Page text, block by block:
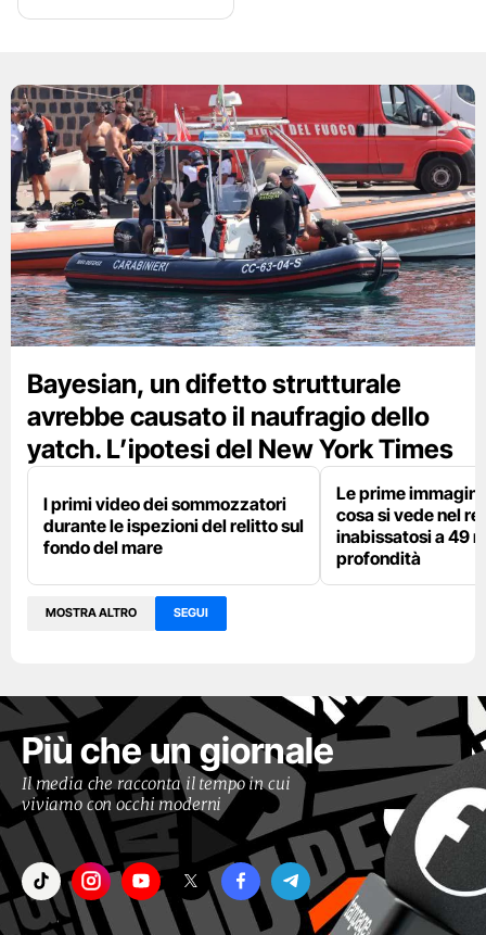
Bayesian, un difetto strutturale
avrebbe causato il naufragio dello
yatch. L’ipotesi del New York Times
I primi video dei sommozzatori
durante le ispezioni del relitto sul
fondo del mare
Le prime
cosa si vede nel
inabissatosi a 49
profondità
MOSTRA ALTRO SEGUI
Più che un giornale
Il media che racconta il tempo in cui
viviamo con occhi moderni